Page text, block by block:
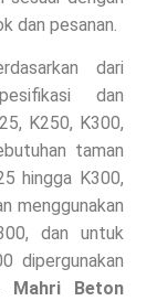
dan pesanan.
dari
dan
K250, K300,
taman
hingga K300,
menggunakan
dan untuk
dipergunakan
Mahri Beton